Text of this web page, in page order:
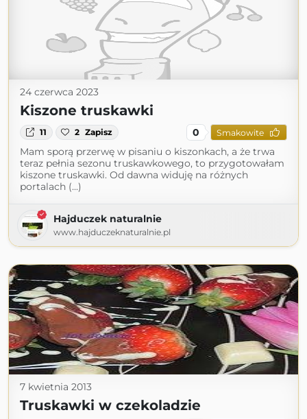
24 czerwca 2023
Kiszone truskawki
11 2 Zapisz 0 Smakowite
Mam sporą przerwę w pisaniu o kiszonkach, a że trwa
teraz pełnia sezonu truskawkowego, to przygotowałam
kiszone truskawki. Od dawna widuję na różnych
portalach (...)
Hajduczek naturalnie
www.hajduczeknaturalnie.pl
7 kwietnia 2013
Truskawki w czekoladzie